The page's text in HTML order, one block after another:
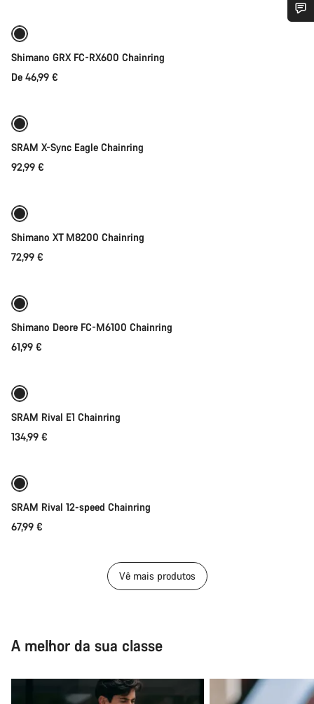
Shimano GRX FC-RX600 Chainring
De 46,99 €
SRAM X-Sync Eagle Chainring
92,99 €
Shimano XT M8200 Chainring
72,99 €
Shimano Deore FC-M6100 Chainring
61,99 €
SRAM Rival E1 Chainring
134,99 €
SRAM Rival 12-speed Chainring
67,99 €
Vê mais produtos
A melhor da sua classe
Os nossos peritos em apoio ao cliente estão prontos para